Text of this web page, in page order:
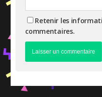
Retenir les
commentaires.